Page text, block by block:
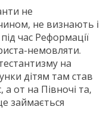
не
не визнають і
час Реформації
немовляти.
на
дітям там став
от на Півночі та,
займається